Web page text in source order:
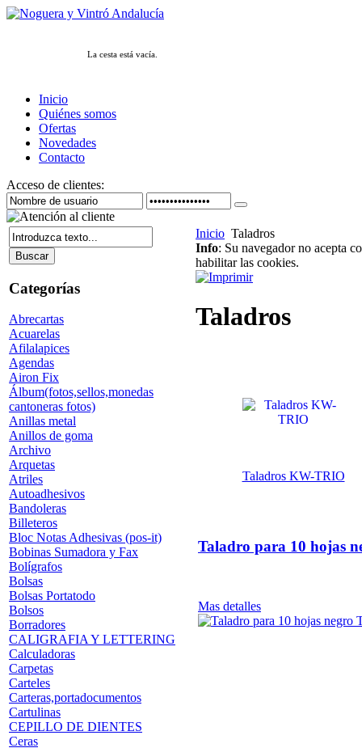
La cesta está vacía.
Inicio
Quiénes somos
Ofertas
Novedades
Contacto
Acceso de clientes:
Categorías
Abrecartas
Acuarelas
Afilalapices
Agendas
Airon Fix
Álbum(fotos,sellos,monedas
cantoneras fotos)
Anillas metal
Anillos de goma
Archivo
Arquetas
Atriles
Autoadhesivos
Bandoleras
Billeteros
Bloc Notas Adhesivas (pos-it)
Bobinas Sumadora y Fax
Bolígrafos
Bolsas
Bolsas Portatodo
Bolsos
Borradores
CALIGRAFIA Y LETTERING
Calculadoras
Carpetas
Carteles
Carteras,portadocumentos
Cartulinas
CEPILLO DE DIENTES
Ceras
Inicio Taladros
Info: Su navegador no acepta
habilitar las cookies.
Taladros
Taladros KW-TRIO
Taladro para 10 hojas
Mas detalles